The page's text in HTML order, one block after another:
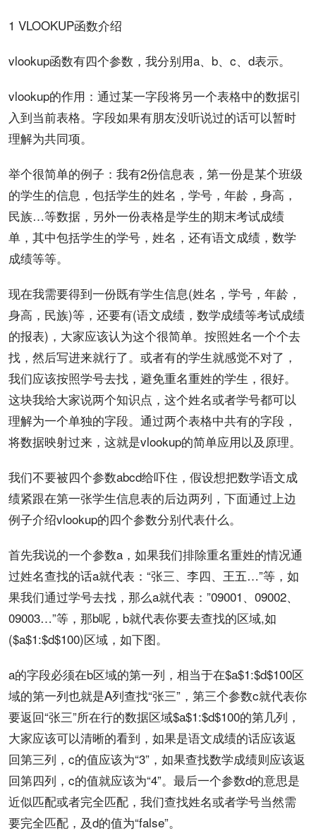
1 VLOOKUP函数介绍
vlookup函数有四个参数，我分别用a、b、c、d表示。
vlookup的作用：通过某一字段将另一个表格中的数据引
入到当前表格。字段如果有朋友没听说过的话可以暂时
理解为共同项。
举个很简单的例子：我有2份信息表，第一份是某个班级
的学生的信息，包括学生的姓名，学号，年龄，身高，
民族…等数据，另外一份表格是学生的期末考试成绩
单，其中包括学生的学号，姓名，还有语文成绩，数学
成绩等等。
现在我需要得到一份既有学生信息(姓名，学号，年龄，
身高，民族)等，还要有(语文成绩，数学成绩等考试成绩
的报表)，大家应该认为这个很简单。按照姓名一个个去
找，然后写进来就行了。或者有的学生就感觉不对了，
我们应该按照学号去找，避免重名重姓的学生，很好。
这块我给大家说两个知识点，这个姓名或者学号都可以
理解为一个单独的字段。通过两个表格中共有的字段，
将数据映射过来，这就是vlookup的简单应用以及原理。
我们不要被四个参数abcd给吓住，假设想把数学语文成
绩紧跟在第一张学生信息表的后边两列，下面通过上边
例子介绍vlookup的四个参数分别代表什么。
首先我说的一个参数a，如果我们排除重名重姓的情况通
过姓名查找的话a就代表：“张三、李四、王五…”等，如
果我们通过学号去找，那么a就代表：”09001、09002、
09003…”等，那b呢，b就代表你要去查找的区域,如
($a$1:$d$100)区域，如下图。
a的字段必须在b区域的第一列，相当于在$a$1:$d$100区
域的第一列也就是A列查找“张三”，第三个参数c就代表你
要返回“张三”所在行的数据区域$a$1:$d$100的第几列，
大家应该可以清晰的看到，如果是语文成绩的话应该返
回第三列，c的值应该为“3”，如果查找数学成绩则应该返
回第四列，c的值就应该为“4”。最后一个参数d的意思是
近似匹配或者完全匹配，我们查找姓名或者学号当然需
要完全匹配，及d的值为“false”。